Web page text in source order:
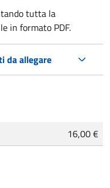
tutta la
in formato PDF.
da allegare
16,00 €